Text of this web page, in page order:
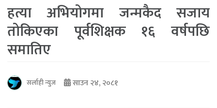
हत्या अभियोगमा जन्मकैद सजाय
तोकिएका पूर्वशिक्षक १६ वर्षपछि
समातिए
सर्लाही न्युज साउन २४, २०८१